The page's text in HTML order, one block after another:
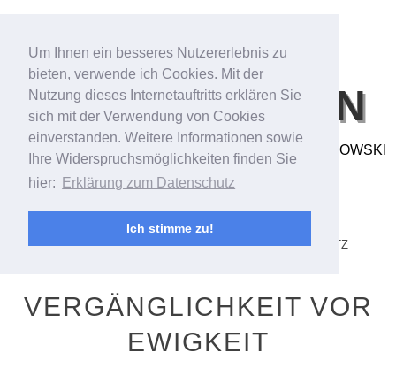
Um Ihnen ein besseres Nutzererlebnis zu
bieten, verwende ich Cookies. Mit der
Nutzung dieses Internetauftritts erklären Sie
sich mit der Verwendung von Cookies
einverstanden. Weitere Informationen sowie
Ihre Widerspruchsmöglichkeiten finden Sie
hier:
Erklärung zum Datenschutz
Ich stimme zu!
BILDFANTASIEN
FOTO- & VIDEOARBEITEN VON ANDREAS BUBROWSKI
MENU
PORTFOLIO KONTAKT IMPRESSUM DATENSCHUTZ
VERGÄNGLICHKEIT VOR
EWIGKEIT